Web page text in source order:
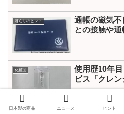
暮らしのヒント
通帳の磁気不
との接触や通
化粧品
使用歴10年
ビス「クレン
日本製の商品 ニュース ヒント